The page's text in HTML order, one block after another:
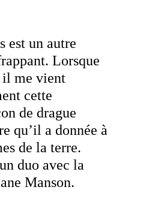
est un autre
Lorsque
il me vient
cette
de drague
qu’il a donnée à
de la terre.
duo avec la
Manson.